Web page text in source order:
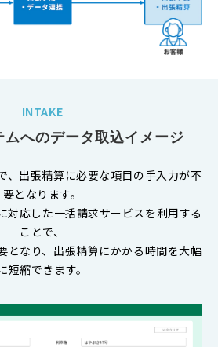
INTAKE
ムへのデータ取込イメージ
、出張精算に必要な項目の手入力が不
要となります。
対応した一括請求サービスを利用する
ことで、
となり、出張精算にかかる時間を大幅
短縮できます。